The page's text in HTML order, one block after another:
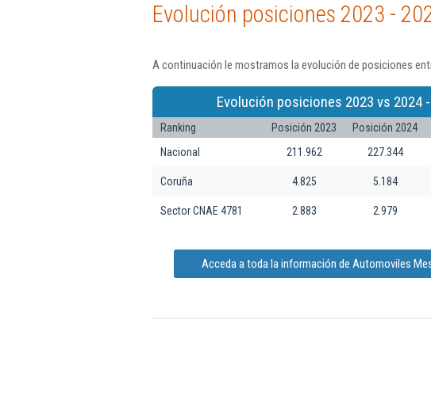
Evolución posiciones 2023 -
A continuación le mostramos la evolución de posiciones
Evolución posiciones 2023 vs 2024
Ranking Posición 2023 Posición 2024
Nacional
211.962 227.344
Coruña 4.825 5.184
Sector CNAE 4781 2.883 2.979
Acceda a toda la información de Automoviles